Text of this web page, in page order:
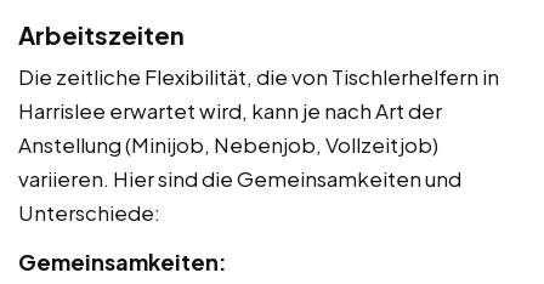
Arbeitszeiten
Die zeitliche Flexibilität, die von Tischlerhelfern in
Harrislee erwartet wird, kann je nach Art der
Anstellung (Minijob, Nebenjob, Vollzeitjob)
variieren. Hier sind die Gemeinsamkeiten und
Unterschiede:
Gemeinsamkeiten: